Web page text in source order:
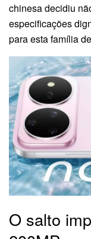
chinesa decidiu
especificações
para esta família
O salto